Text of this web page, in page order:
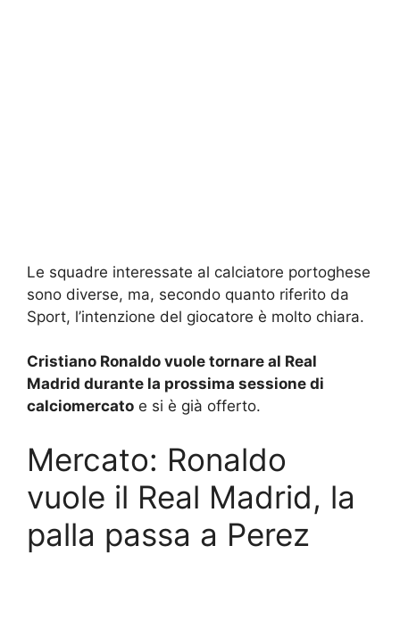
Le squadre interessate al calciatore portoghese
sono diverse, ma, secondo quanto riferito da
Sport, l’intenzione del giocatore è molto chiara.
Cristiano Ronaldo vuole tornare al Real
Madrid durante la prossima sessione di
calciomercato e si è già offerto.
Mercato: Ronaldo
vuole il Real Madrid, la
palla passa a Perez